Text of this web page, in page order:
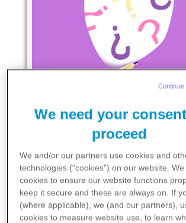
Diagnóstico
Es un impacto muy duro y
mujer necesita un tiempo
para afrontarlo.
Ver
We need your
proceed
We and/or our partners use cookies and
technologies (“cookies”) on our website.
cookies to ensure our website functions
keep it secure and these are always on. If
(where applicable), we (and our partners),
cookies to measure website use, to learn
Continue